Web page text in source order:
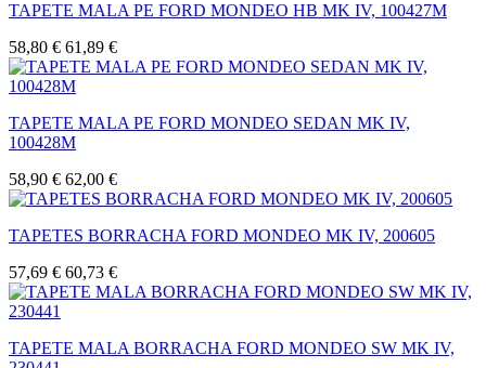
TAPETE MALA PE FORD MONDEO HB MK IV, 100427M
58,80 € 61,89 €
TAPETE MALA PE FORD MONDEO SEDAN MK IV,
100428M
58,90 € 62,00 €
TAPETES BORRACHA FORD MONDEO MK IV, 200605
57,69 € 60,73 €
TAPETE MALA BORRACHA FORD MONDEO SW MK IV,